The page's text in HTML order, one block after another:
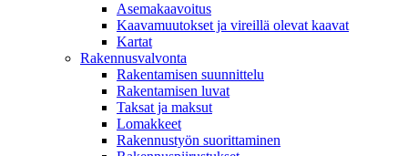
Asemakaavoitus
Kaavamuutokset ja vireillä olevat kaavat
Kartat
Rakennusvalvonta
Rakentamisen suunnittelu
Rakentamisen luvat
Taksat ja maksut
Lomakkeet
Rakennustyön suorittaminen